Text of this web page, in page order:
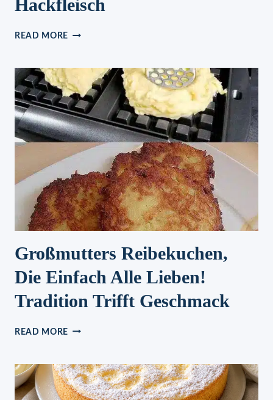
Hackfleisch
READ MORE KRITHARAKI-
HACKFLEISCH
Großmutters Reibekuchen,
Die Einfach Alle Lieben!
Tradition Trifft Geschmack
READ MORE GROSSMUTTERS R
INFACH A
LLE L
IEBEN! T